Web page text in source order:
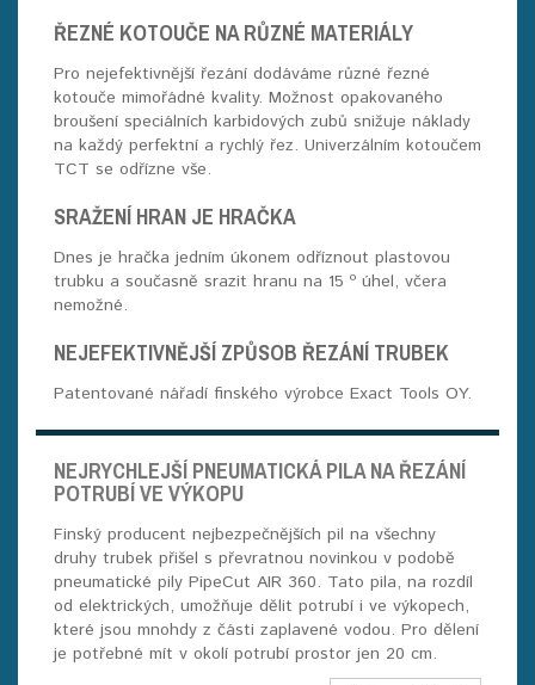
ŘEZNÉ KOTOUČE NA RŮZNÉ MATERIÁLY
Pro nejefektivnější řezání dodáváme různé řezné
kotouče mimořádné kvality. Možnost opakovaného
broušení speciálních karbidových zubů snižuje náklady
na každý perfektní a rychlý řez. Univerzálním kotoučem
TCT se odřízne vše.
SRAŽENÍ HRAN JE HRAČKA
Dnes je hračka jedním úkonem odříznout plastovou
trubku a současně srazit hranu na 15 º úhel, včera
nemožné.
NEJEFEKTIVNĚJŠÍ ZPŮSOB ŘEZÁNÍ TRUBEK
Patentované nářadí finského výrobce Exact Tools OY.
NEJRYCHLEJŠÍ PNEUMATICKÁ PILA NA ŘEZÁNÍ
POTRUBÍ VE VÝKOPU
Finský producent nejbezpečnějších pil na všechny
druhy trubek přišel s převratnou novinkou v podobě
pneumatické pily PipeCut AIR 360. Tato pila, na rozdíl
od elektrických, umožňuje dělit potrubí i ve výkopech,
které jsou mnohdy z části zaplavené vodou. Pro dělení
je potřebné mít v okolí potrubí prostor jen 20 cm.